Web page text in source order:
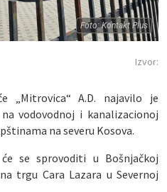
Foto: Kontakt Plus
Izvor:
„Mitrovica“ A.D. najavilo je
vodovodnoj i kanalizacionoj
na severu Kosova.
se sprovoditi u Bošnjačkoj
trgu Cara Lazara u Severnoj